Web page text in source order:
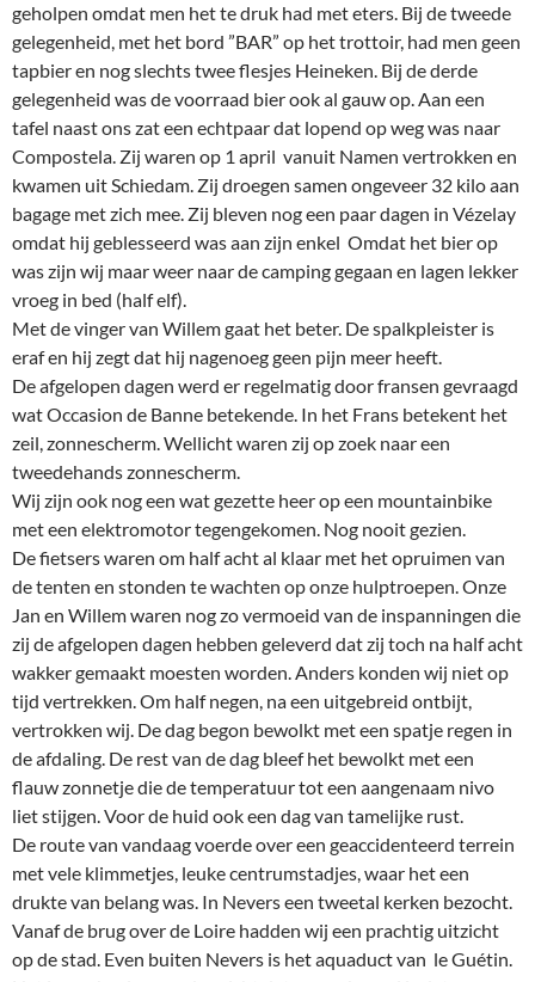
geholpen omdat men het te druk had met eters. Bij de tweede
gelegenheid, met het bord ”BAR” op het trottoir, had men geen
tapbier en nog slechts twee flesjes Heineken. Bij de derde
gelegenheid was de voorraad bier ook al gauw op. Aan een
tafel naast ons zat een echtpaar dat lopend op weg was naar
Compostela. Zij waren op 1 april vanuit Namen vertrokken en
kwamen uit Schiedam. Zij droegen samen ongeveer 32 kilo aan
bagage met zich mee. Zij bleven nog een paar dagen in Vézelay
omdat hij geblesseerd was aan zijn enkel Omdat het bier op
was zijn wij maar weer naar de camping gegaan en lagen lekker
vroeg in bed (half elf).
Met de vinger van Willem gaat het beter. De spalkpleister is
eraf en hij zegt dat hij nagenoeg geen pijn meer heeft.
De afgelopen dagen werd er regelmatig door fransen gevraagd
wat Occasion de Banne betekende. In het Frans betekent het
zeil, zonnescherm. Wellicht waren zij op zoek naar een
tweedehands zonnescherm.
Wij zijn ook nog een wat gezette heer op een mountainbike
met een elektromotor tegengekomen. Nog nooit gezien.
De fietsers waren om half acht al klaar met het opruimen van
de tenten en stonden te wachten op onze hulptroepen. Onze
Jan en Willem waren nog zo vermoeid van de inspanningen die
zij de afgelopen dagen hebben geleverd dat zij toch na half acht
wakker gemaakt moesten worden. Anders konden wij niet op
tijd vertrekken. Om half negen, na een uitgebreid ontbijt,
vertrokken wij. De dag begon bewolkt met een spatje regen in
de afdaling. De rest van de dag bleef het bewolkt met een
flauw zonnetje die de temperatuur tot een aangenaam nivo
liet stijgen. Voor de huid ook een dag van tamelijke rust.
De route van vandaag voerde over een geaccidenteerd terrein
met vele klimmetjes, leuke centrumstadjes, waar het een
drukte van belang was. In Nevers een tweetal kerken bezocht.
Vanaf de brug over de Loire hadden wij een prachtig uitzicht
op de stad. Even buiten Nevers is het aquaduct van le Guétin.